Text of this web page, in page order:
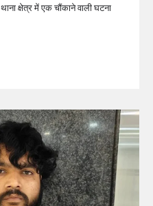
क्षेत्र में एक चौंकाने वाली घटना